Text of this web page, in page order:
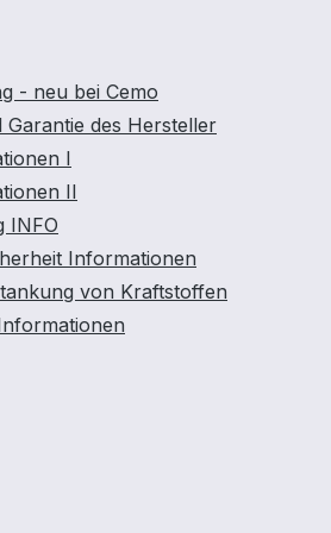
- neu bei Cemo
des Hersteller
I
II
INFO
Informationen
von Kraftstoffen